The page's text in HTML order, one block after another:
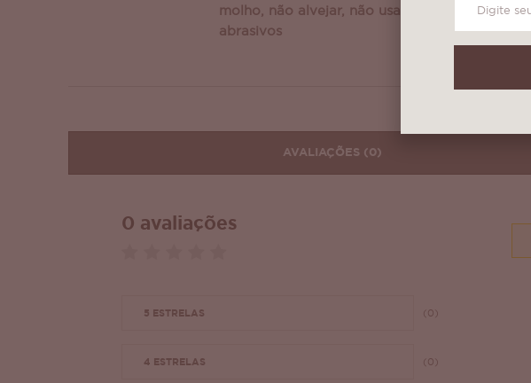
molho, não alvejar, não usar produtos
abrasivos
AVALIAÇÕES (0)
0 avaliações
5 ESTRELAS (0)
4 ESTRELAS (0)